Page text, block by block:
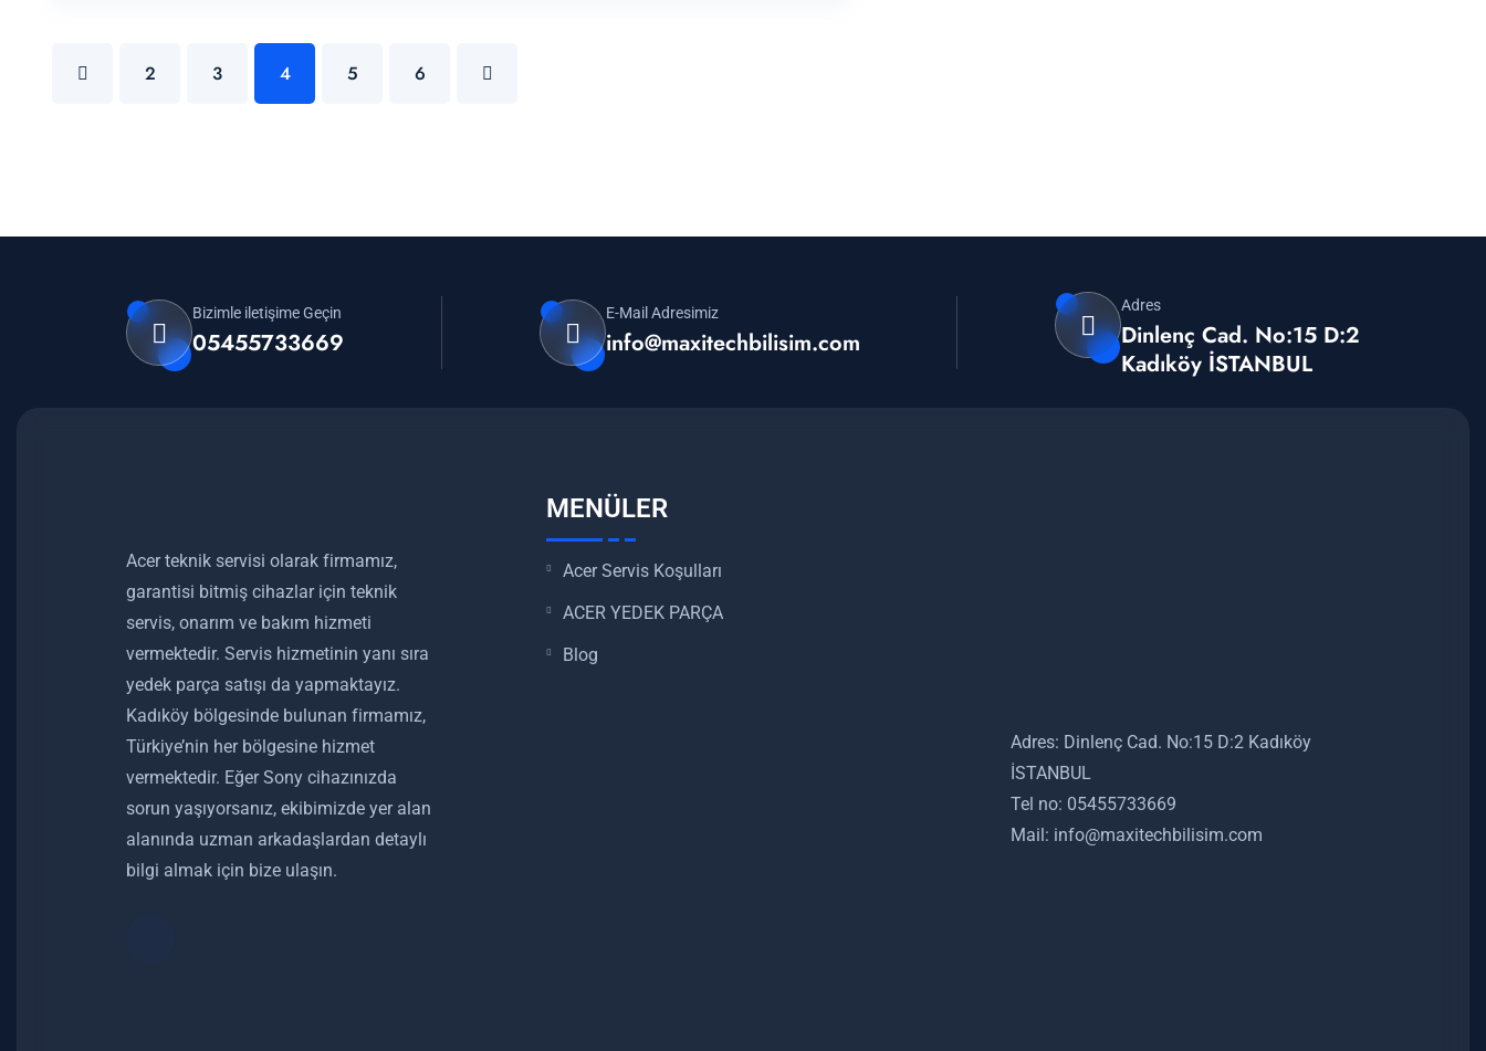
2 3 4 5 6
Bizimle iletişime Geçin
05455733669
E-Mail Adresimiz
info@maxitechbilisim.com
Adres
Dinlenç Cad. No:15 D:2
Kadıköy İSTANBUL
Acer teknik servisi olarak firmamız,
garantisi bitmiş cihazlar için teknik
servis, onarım ve bakım hizmeti
vermektedir. Servis hizmetinin yanı sıra
yedek parça satışı da yapmaktayız.
Kadıköy bölgesinde bulunan firmamız,
Türkiye’nin her bölgesine hizmet
vermektedir. Eğer Sony cihazınızda
sorun yaşıyorsanız, ekibimizde yer alan
alanında uzman arkadaşlardan detaylı
bilgi almak için bize ulaşın.
MENÜLER
Acer Servis Koşulları
ACER YEDEK PARÇA
Blog
Adres: Dinlenç Cad. No:15 D:2 Kadıköy
İSTANBUL
Tel no: 05455733669
Mail: info@maxitechbilisim.com